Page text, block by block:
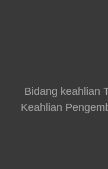
Bidang keahlian
Keahlian